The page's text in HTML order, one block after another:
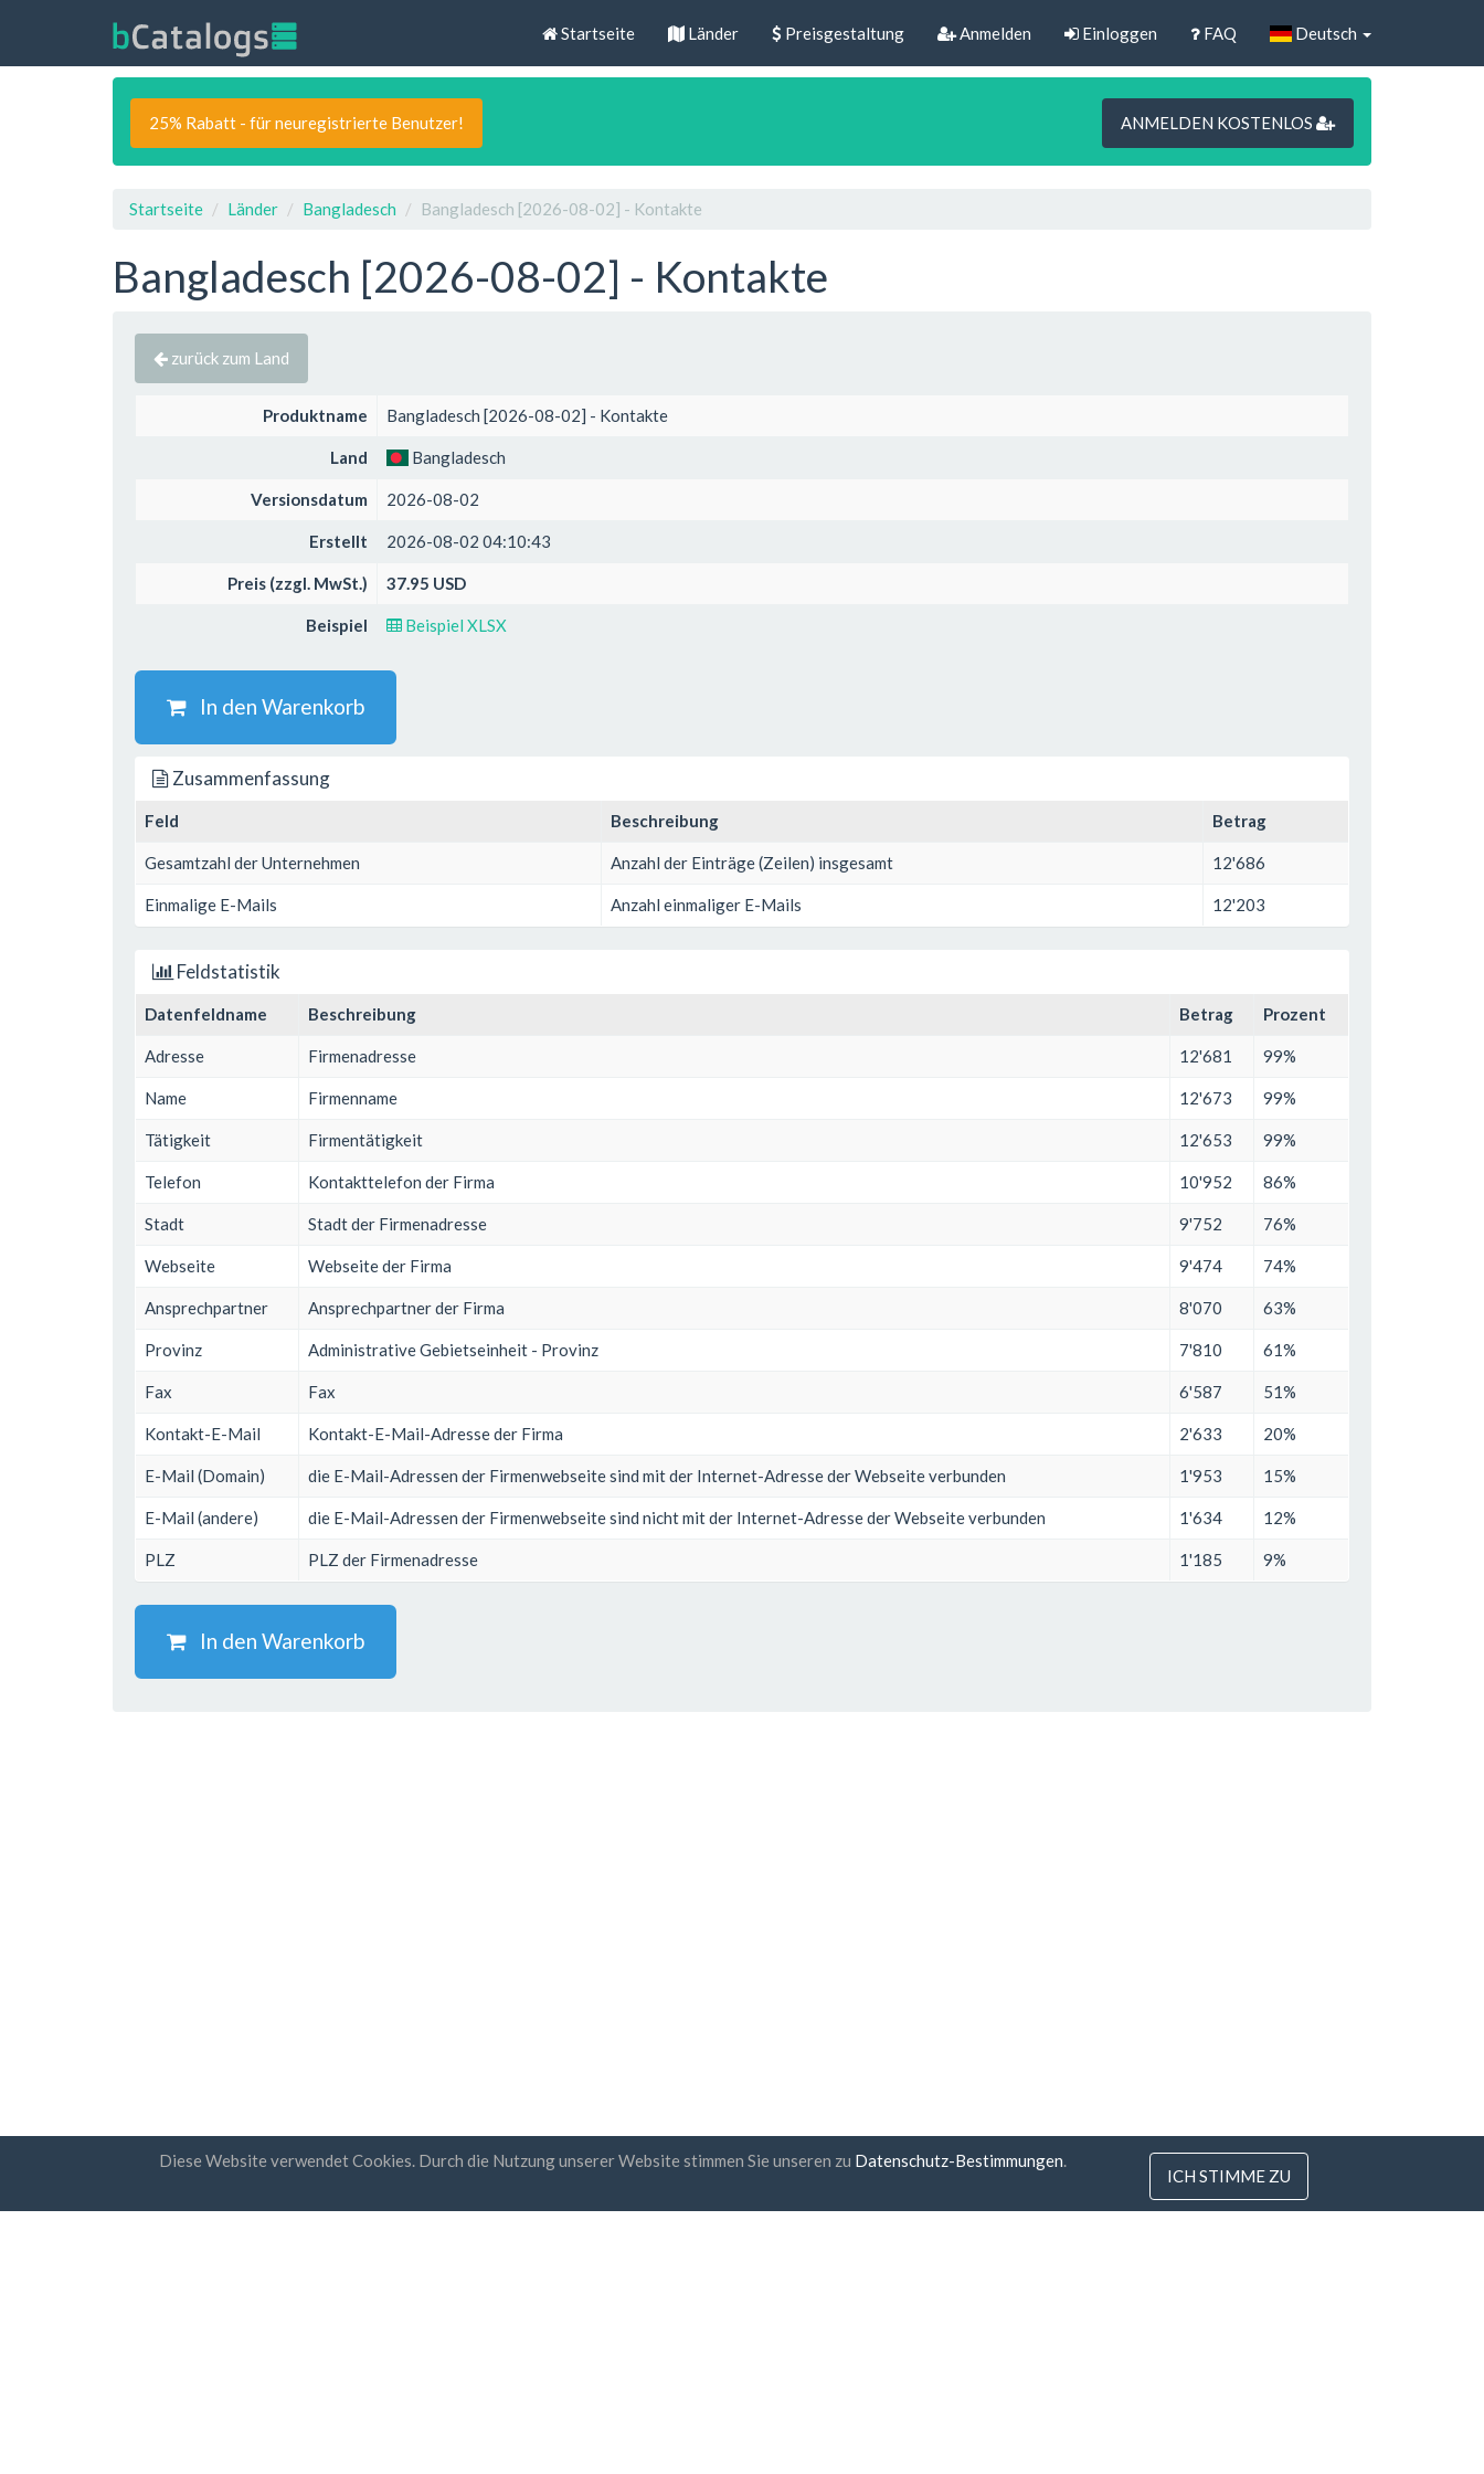
Startseite Länder Preisgestaltung Anmelden Einloggen FAQ Deutsch
25% Rabatt - für neuregistrierte Benutzer! ANMELDEN KOSTENLOS
Startseite Länder Bangladesch Bangladesch [2026-08-02] - Kontakte
Bangladesch [2026-08-02] - Kontakte
zurück zum Land
Produktname Bangladesch [2026-08-02] - Kontakte
Land Bangladesch
Versionsdatum 2026-08-02
Erstellt 2026-08-02 04:10:43
Preis (zzgl. MwSt.) 37.95 USD
Beispiel Beispiel XLSX
In den Warenkorb
Zusammenfassung
Feld Beschreibung Betrag
Gesamtzahl der Unternehmen Anzahl der Einträge (Zeilen) insgesamt 12'686
Einmalige E-Mails Anzahl einmaliger E-Mails 12'203
Feldstatistik
Datenfeldname Beschreibung Betrag Prozent
Adresse Firmenadresse 12'681 99%
Name Firmenname 12'673 99%
Tätigkeit Firmentätigkeit 12'653 99%
Telefon Kontakttelefon der Firma 10'952 86%
Stadt Stadt der Firmenadresse 9'752 76%
Webseite Webseite der Firma 9'474 74%
Ansprechpartner Ansprechpartner der Firma 8'070 63%
Provinz Administrative Gebietseinheit - Provinz 7'810 61%
Fax Fax 6'587 51%
Kontakt-E-Mail Kontakt-E-Mail-Adresse der Firma 2'633 20%
E-Mail (Domain) die E-Mail-Adressen der Firmenwebseite sind mit der Internet-Adresse der Webseite verbunden 1'953 15%
E-Mail (andere) die E-Mail-Adressen der Firmenwebseite sind nicht mit der Internet-Adresse der Webseite verbunden 1'634 12%
PLZ PLZ der Firmenadresse 1'185 9%
In den Warenkorb
Diese Website verwendet Cookies. Durch die Nutzung unserer Website stimmen Sie unseren zu Datenschutz-Bestimmungen.
ICH STIMME ZU